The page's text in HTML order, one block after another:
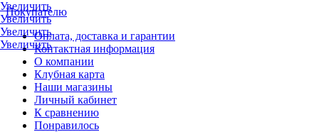
Покупателю
Оплата, доставка и гарантии
Контактная информация
О компании
Клубная карта
Наши магазины
Личный кабинет
К сравнению
Понравилось
Увеличить
Увеличить
Увеличить
Увеличить